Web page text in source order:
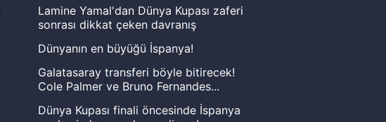
Lamine Yamal'dan Dünya Kupası zaferi
sonrası dikkat çeken davranış
Dünyanın en büyüğü İspanya!
Galatasaray transferi böyle bitirecek!
Cole Palmer ve Bruno Fernandes...
Dünya Kupası finali öncesinde İspanya